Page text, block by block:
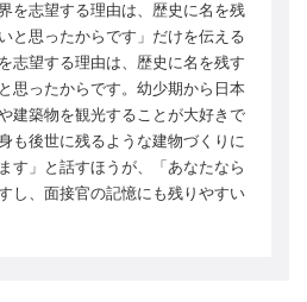
を志望する理由は、歴史に名を残
と思ったからです」だけを伝える
志望する理由は、歴史に名を残す
思ったからです。幼少期から日本
建築物を観光することが大好きで
も後世に残るような建物づくりに
す」と話すほうが、「あなたなら
し、面接官の記憶にも残りやすい